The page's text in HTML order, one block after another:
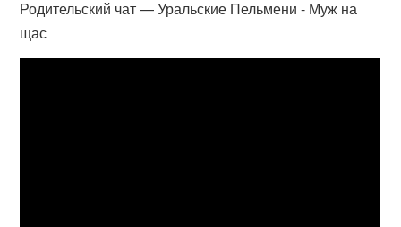
Родительский чат — Уральские Пельмени - Муж на
щас